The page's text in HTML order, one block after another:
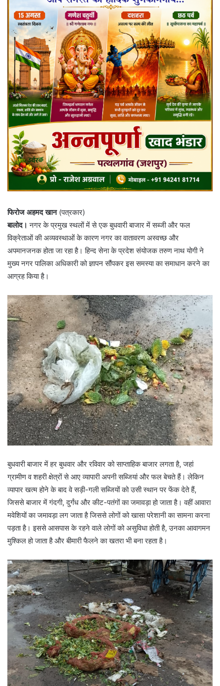
फिरोज अहमद खान(पत्रकार)
बालोद। नगर के प्रमुख स्थलों में से एक बुधवारी बाजार में सब्जी और फल
विक्रेताओं की अव्यवस्थाओं के कारण नगर का वातावरण अस्वच्छ और
अपमानजनक होता जा रहा है। हिन्द सेना के प्रदेश संयोजक तरुण नाथ योगी ने
मुख्य नगर पालिका अधिकारी को ज्ञापन सौंपकर इस समस्या का समाधान करने का
आग्रह किया है।
बुधवारी बाजार में हर बुधवार और रविवार को साप्ताहिक बाजार लगता है, जहां
ग्रामीण व शहरी क्षेत्रों से आए व्यापारी अपनी सब्जियां और फल बेचते हैं। लेकिन
व्यापार खत्म होने के बाद वे सड़ी-गली सब्जियों को उसी स्थान पर फेंक देते हैं,
जिससे बाजार में गंदगी, दुर्गंध और कीट-पतंगों का जमावड़ा हो जाता है। वहीं आवारा
मवेशियों का जमावड़ा लग जाता है जिससे लोगों को खासा परेशानी का सामना करना
पड़ता है। इससे आसपास के रहने वाले लोगों को असुविधा होती है, उनका आवागमन
मुश्किल हो जाता है और बीमारी फैलने का खतरा भी बना रहता है।